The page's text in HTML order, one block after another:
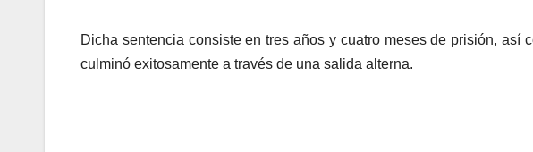
Dicha sentencia consiste en tres años y cuatro meses de prisión, así
culminó exitosamente a través de una salida alterna.